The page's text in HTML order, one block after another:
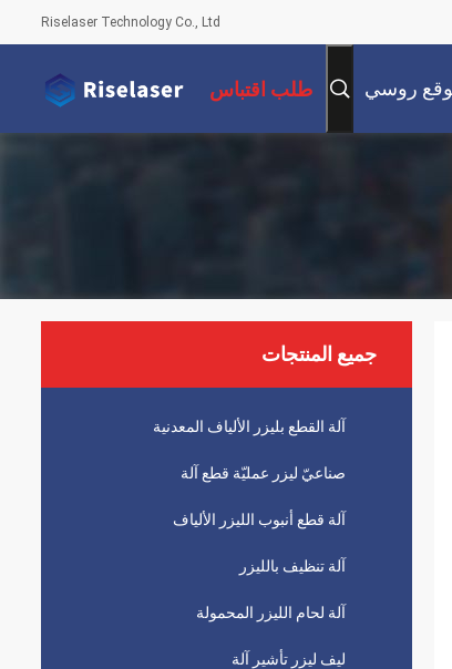
Riselaser Technology Co., Ltd
روسي طلب اقتباس
جميع المنتجات
آلة القطع بليزر الألياف المعدنية
صناعيّ ليزر عمليّة قطع آلة
آلة قطع أنبوب الليزر الألياف
آلة تنظيف بالليزر
آلة لحام الليزر المحمولة
ليف ليزر تأشير آلة